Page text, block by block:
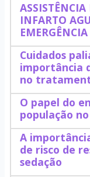
INFARTO
EMERGÊNCIA
Cuidados
importância
no
O papel do
população
A
de risco de
sedação